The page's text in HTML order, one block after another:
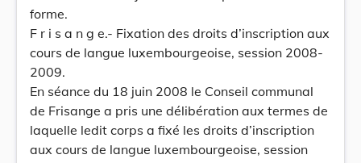
forme.
F r i s a n g e.- Fixation des droits d’inscription aux
cours de langue luxembourgeoise, session 2008-
2009.
En séance du 18 juin 2008 le Conseil communal
de Frisange a pris une délibération aux termes de
laquelle ledit corps a fixé les droits d’inscription
aux cours de langue luxembourgeoise, session